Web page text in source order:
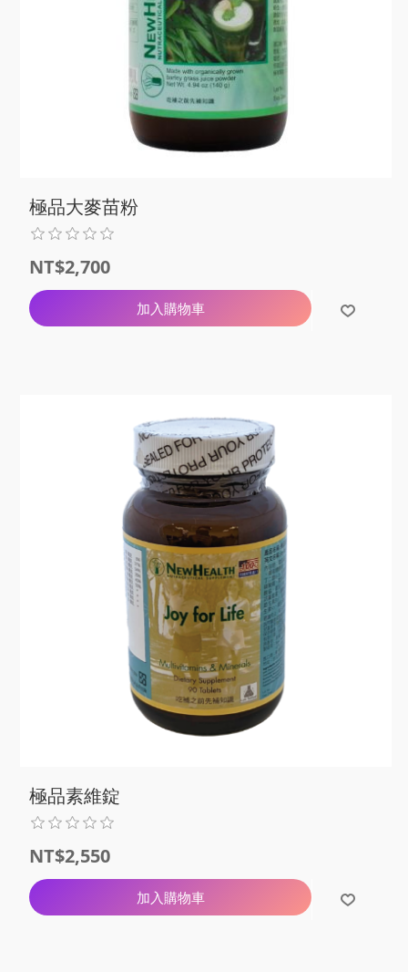
極品大麥苗粉
NT$2,700
加入購物車
極品素維錠
NT$2,550
加入購物車